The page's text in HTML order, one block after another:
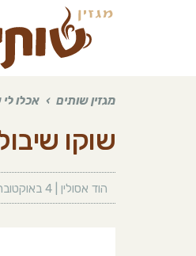
מגזין שותים › אכלו לי
שוקו
הוד אסולין 4 באוקטובר 2020